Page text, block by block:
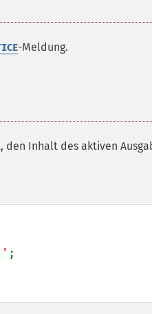
-Meldung.
Inhalt des aktiven